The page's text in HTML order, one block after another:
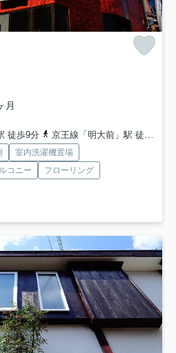
月
徒歩9分
京王線「明大前」駅 徒歩12分
室内洗濯機置場
コニー
フローリング